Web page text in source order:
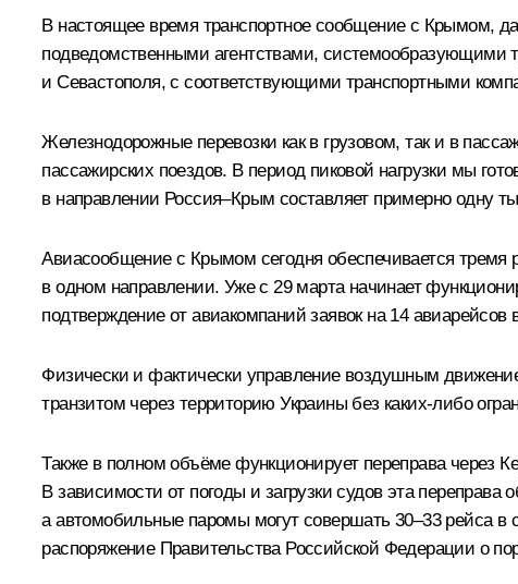
В настоящее время транспортное сообщение с Крымом,
подведомственными агентствами, системообразующими
и Севастополя, с соответствующими транспортными
Железнодорожные перевозки как в грузовом, так и в
пассажирских поездов. В период пиковой нагрузки мы
в направлении Россия–Крым составляет примерно одну
Авиасообщение с Крымом сегодня обеспечивается тремя
в одном направлении. Уже с 29 марта начинает
подтверждение от авиакомпаний заявок на 14 авиарейсов
Физически и фактически управление воздушным
транзитом через территорию Украины без каких‑либо
Также в полном объёме функционирует переправа через
В зависимости от погоды и загрузки судов эта переправа
а автомобильные паромы могут совершать 30–33 рейса в
распоряжение Правительства Российской Федерации о